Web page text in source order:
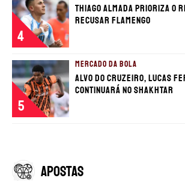
4
Thiago Almada prioriza o
recusar Flamengo
5
MERCADO DA BOLA
Alvo do Cruzeiro, Lucas
continuará no Shakhtar
APOSTAS